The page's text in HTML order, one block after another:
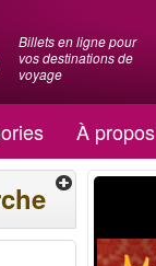
Billets en ligne pour
vos destinations de
voyage
À propos